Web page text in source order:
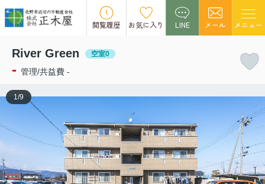
閲覧履歴 お気に入り LINE メール メニュー
この物件の募集は終了しました。
River Green 空室0
- 管理/共益費 -
1/9